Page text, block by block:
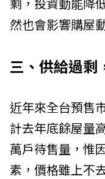
然也會影響購屋
三、供給過剩
近年來全台預售
計去年底餘屋量
萬戶待售量，惟
素，價格雖上不